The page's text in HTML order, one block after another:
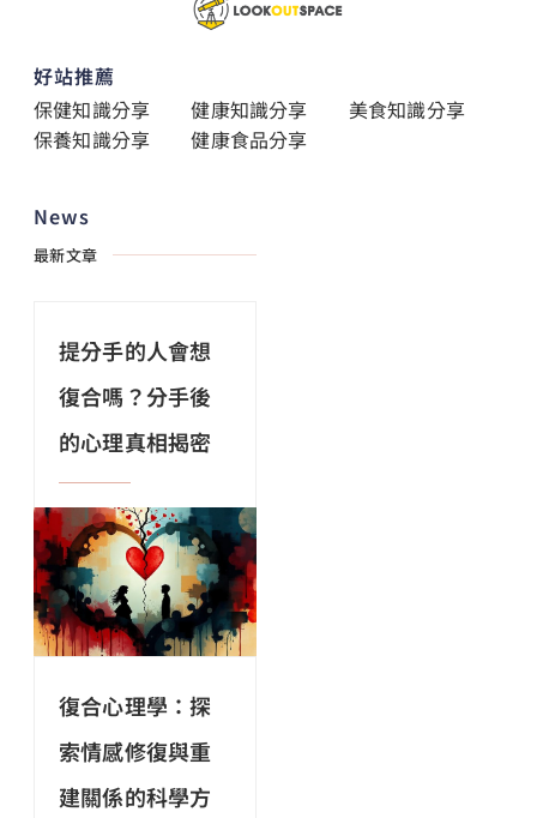
好站推薦
保健知識分享
健康知識分享
美食知識分享
保養知識分享
健康食品分享
News
最新文章
提分手的人會想
復合嗎？分手後
的心理真相揭密
復合心理學：探
索情感修復與重
建關係的科學方